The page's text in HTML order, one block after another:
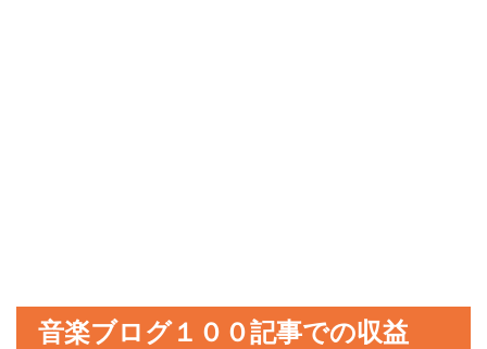
音楽ブログ１００記事での収益